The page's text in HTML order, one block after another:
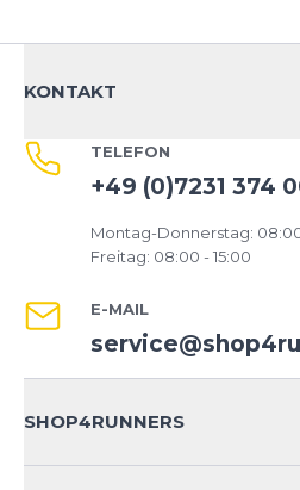
KONTAKT
TELEFON
+49 (0)7231 374
Montag-Donnerstag: 08:00
Freitag: 08:00 - 15:00
E-MAIL
SHOP4RUNNERS